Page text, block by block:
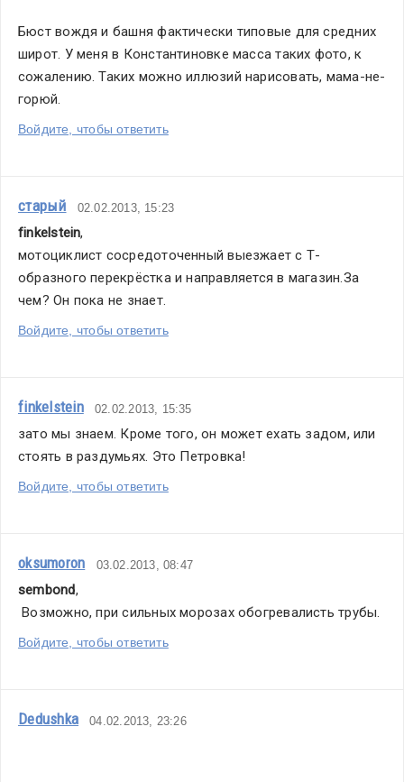
Бюст вождя и башня фактически типовые для средних
широт. У меня в Константиновке масса таких фото, к
сожалению. Таких можно иллюзий нарисовать, мама-не-
горюй.
Войдите, чтобы ответить
старый 02.02.2013, 15:23
finkelstein,
мотоциклист сосредоточенный выезжает с Т-
образного перекрёстка и направляется в магазин.За
чем? Он пока не знает.
Войдите, чтобы ответить
finkelstein 02.02.2013, 15:35
зато мы знаем. Кроме того, он может ехать задом, или
стоять в раздумьях. Это Петровка!
Войдите, чтобы ответить
oksumoron 03.02.2013, 08:47
sembond,
Возможно, при сильных морозах обогревалисть трубы.
Войдите, чтобы ответить
Dedushka 04.02.2013, 23:26